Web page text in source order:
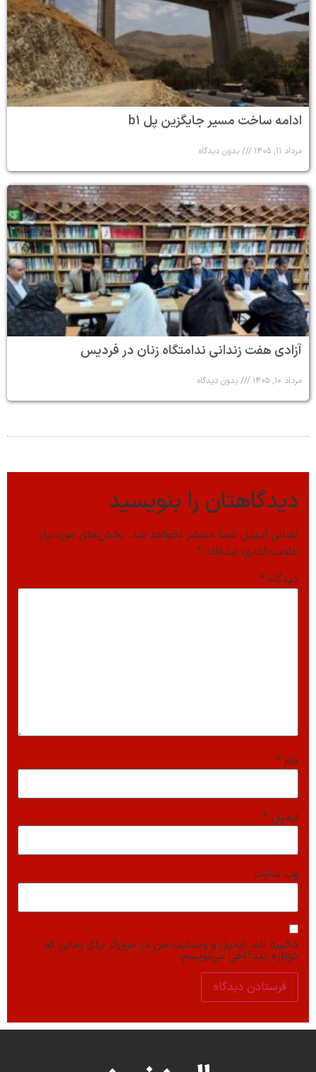
ادامه ساخت مسیر جایگزین پل b۱
مرداد ۱۱, ۱۴۰۵ بدون دیدگاه
آزادی هفت زندانی ندامتگاه زنان در فردیس
مرداد ۱۰, ۱۴۰۵ بدون دیدگاه
دیدگاهتان را بنویسید
نشانی ایمیل شما منتشر نخواهد شد. بخش‌های موردنیاز
علامت‌گذاری شده‌اند *
دیدگاه *
نام *
ایمیل *
وب‌ سایت
ذخیره نام، ایمیل و وبسایت من در مرورگر برای زمانی که
دوباره دیدگاهی می‌نویسم.